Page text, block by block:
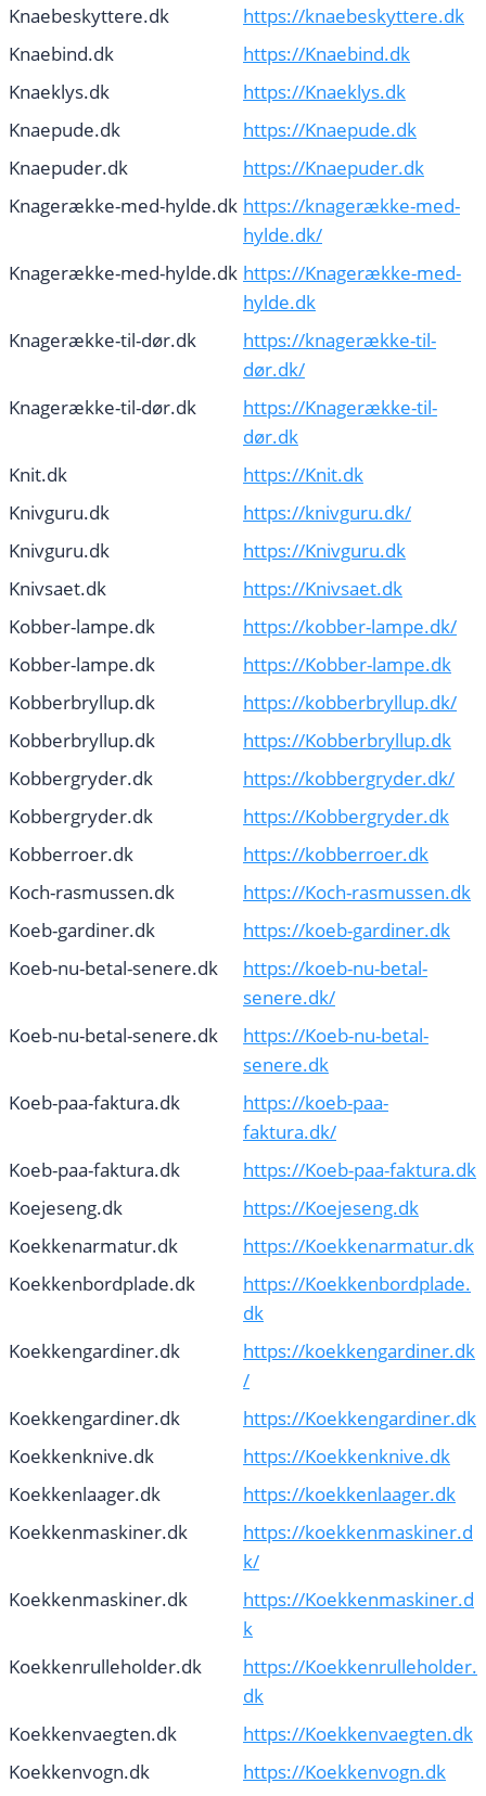
Knaebeskyttere.dk
https://knaebeskyttere.dk
Knaebind.dk
https://Knaebind.dk
Knaeklys.dk
https://Knaeklys.dk
Knaepude.dk
https://Knaepude.dk
Knaepuder.dk
https://Knaepuder.dk
Knagerække-med-hylde.dk https://knagerække-med-
hylde.dk/
Knagerække-med-hylde.dk https://Knagerække-med-
hylde.dk
Knagerække-til-dør.dk
https://knagerække-til-
dør.dk/
Knagerække-til-dør.dk
https://Knagerække-til-
dør.dk
Knit.dk
https://Knit.dk
Knivguru.dk
https://knivguru.dk/
Knivguru.dk
https://Knivguru.dk
Knivsaet.dk
https://Knivsaet.dk
Kobber-lampe.dk
https://kobber-lampe.dk/
Kobber-lampe.dk
https://Kobber-lampe.dk
Kobberbryllup.dk
https://kobberbryllup.dk/
Kobberbryllup.dk
https://Kobberbryllup.dk
Kobbergryder.dk
https://kobbergryder.dk/
Kobbergryder.dk
https://Kobbergryder.dk
Kobberroer.dk
https://kobberroer.dk
Koch-rasmussen.dk
https://Koch-rasmussen.dk
Koeb-gardiner.dk
https://koeb-gardiner.dk
Koeb-nu-betal-senere.dk
https://koeb-nu-betal-
senere.dk/
Koeb-nu-betal-senere.dk
https://Koeb-nu-betal-
senere.dk
Koeb-paa-faktura.dk
https://koeb-paa-
faktura.dk/
Koeb-paa-faktura.dk
https://Koeb-paa-faktura.dk
Koejeseng.dk
https://Koejeseng.dk
Koekkenarmatur.dk
https://Koekkenarmatur.dk
Koekkenbordplade.dk
https://Koekkenbordplade.
dk
Koekkengardiner.dk
https://koekkengardiner.dk
/
Koekkengardiner.dk
https://Koekkengardiner.dk
Koekkenknive.dk
https://Koekkenknive.dk
Koekkenlaager.dk
https://koekkenlaager.dk
Koekkenmaskiner.dk
https://koekkenmaskiner.d
k/
Koekkenmaskiner.dk
https://Koekkenmaskiner.d
k
Koekkenrulleholder.dk
https://Koekkenrulleholder.
dk
Koekkenvaegten.dk
https://Koekkenvaegten.dk
Koekkenvogn.dk
https://Koekkenvogn.dk